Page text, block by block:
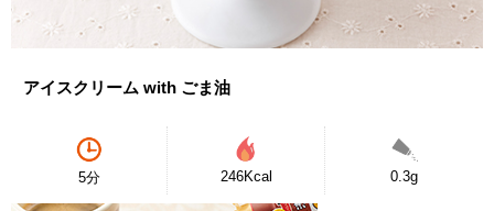
アイスクリーム with ごま油
5分 246Kcal 0.3g